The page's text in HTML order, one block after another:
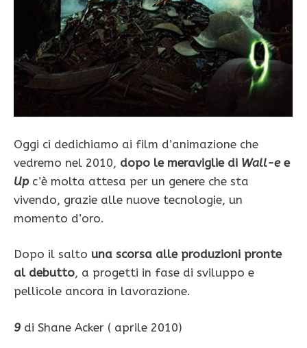
Oggi ci dedichiamo ai film d’animazione che
vedremo nel 2010, dopo le meraviglie di Wall-ee
Upc’è molta attesa per un genere che sta
vivendo, grazie alle nuove tecnologie, un
momento d’oro.
Dopo il salto una scorsa alle produzioni pronte
al debutto, a progetti in fase di sviluppo e
pellicole ancora in lavorazione.
9 di Shane Acker ( aprile 2010)